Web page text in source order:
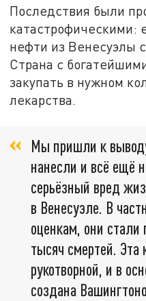
Последствия были
катастрофическими:
нефти из Венесуэлы
Страна с
закупать в нужном
лекарства.
Мы пришли к
нанесли и всё ещё
серьёзный вред
в Венесуэле. В
оценкам, они стали
тысяч смертей. Эта
рукотворной, и в
создана